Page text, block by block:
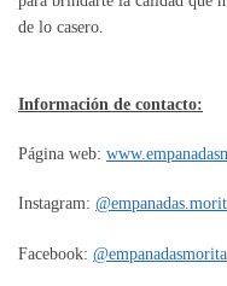
de lo casero.
Información de contacto:
Página web:
Instagram:
Facebook: @empanadasmorita